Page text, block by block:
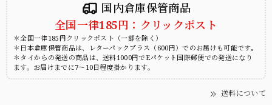
国内倉庫保管商品
全国一律185円：クリックポスト
＊全国一律185円クリックポスト（一部を除く）
＊日本倉庫保管商品は、レターパックプラス（600円）でのお届けも可能です。
＊タイからの発送の商品は、送料1000円でEパケット国際郵便での発送になり
ます。お届けまでに7～10日程度掛かります。
送料について